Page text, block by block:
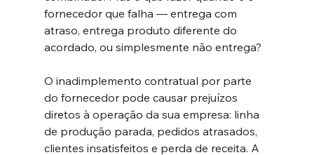
fornecedor que falha — entrega com
atraso, entrega produto diferente do
acordado, ou simplesmente não entrega?
O inadimplemento contratual por parte
do fornecedor pode causar prejuízos
diretos à operação da sua empresa: linha
de produção parada, pedidos atrasados,
clientes insatisfeitos e perda de receita. A